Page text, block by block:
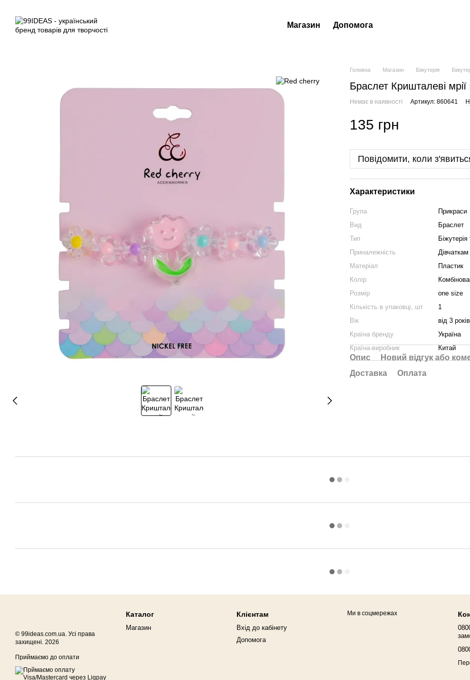
Магазин Допомога
Головна Магазин Біжутерія
Браслет Кришталеві
Немає в наявності Артикул: 860641
135 грн
Повідомити, коли
Характеристики
Група
Прикраси
Вид
Браслет
Тип
Приналежність
Дівчаткам
Матеріал
Пластик
Колір
Розмір
one size
Кількість в упаковці, шт
1
Вік
від 3 років
Країна бренду
Україна
Країна-виробник
Китай
Опис
Новий відгук або
Доставка
Оплата
© 99ideas.com.ua. Усі права
захищені. 2026
Приймаємо до оплати
Каталог
Магазин
Клієнтам
Вхід до кабінету
Допомога
Ми в соцмережах